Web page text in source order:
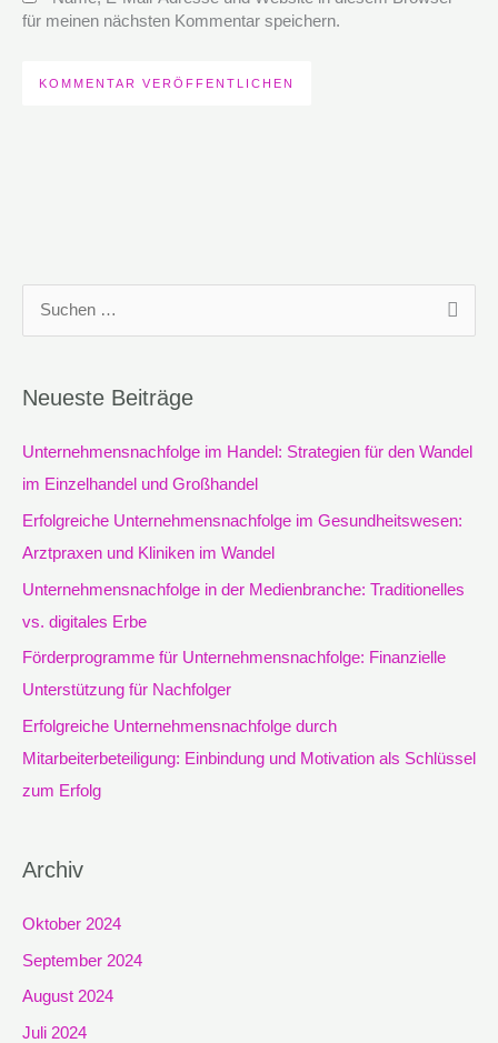
für meinen nächsten Kommentar speichern.
h
e
n
Neueste Beiträge
Unternehmensnachfolge im Handel: Strategien für den Wandel
im Einzelhandel und Großhandel
Erfolgreiche Unternehmensnachfolge im Gesundheitswesen:
Arztpraxen und Kliniken im Wandel
Unternehmensnachfolge in der Medienbranche: Traditionelles
vs. digitales Erbe
Förderprogramme für Unternehmensnachfolge: Finanzielle
Unterstützung für Nachfolger
Erfolgreiche Unternehmensnachfolge durch
Mitarbeiterbeteiligung: Einbindung und Motivation als Schlüssel
zum Erfolg
Archiv
Oktober 2024
September 2024
August 2024
Juli 2024